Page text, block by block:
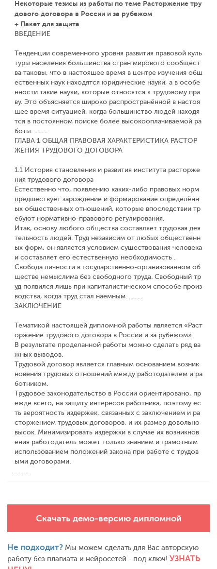
Некоторые тезисы из работы по теме Расторжение тру
дового договора в России и за рубежом
+ Пакет для защита
ВВЕДЕНИЕ
Тенденции современного уровня развития правовой куль
туры населения большинства стран мирового сообщест
ва таковы, что в настоящее время в центре изучения общ
ественных наук находятся юридические науки, а в особе
нности такие науки, которые относятся к трудовому пра
ву. Это объясняется широко распространённой в настоя
щее время ситуацией, когда большинство людей находя
тся в постоянном поиске более высокооплачиваемой ра
боты. .........
ГЛАВА 1 ОБЩАЯ ПРАВОВАЯ ХАРАКТЕРИСТИКА РАСТОР
ЖЕНИЯ ТРУДОВОГО ДОГОВОРА
1.1 История становления и развития института расторже
ния трудового договора
Естественно что, появлению каких-либо правовых норм
предшествует зарождение и формирование определённ
ых общественных отношений, которые впоследствии тр
ебуют нормативно-правового регулирования.
Итак, основу любого общества составляет трудовая дея
тельность людей. Труд независим от любых общественн
ых форм, он является условием существования человека
и составляет его естественную необходимость .
Свобода личности в государственно-организованном об
ществе немыслима без свободного труда. Свободный тр
уд появился лишь при капиталистическом способе произ
водства, когда труд стал наемным. .........
ЗАКЛЮЧЕНИЕ
Тематикой настоящей дипломной работы является «Раст
оржение трудового договора в России и за рубежом».
В результате проделанной работы можно сделать ряд ва
жных выводов.
Трудовой договор является главным основанием возник
новения трудовых отношений между работодателем и ра
ботником.
Трудовое законодательство в России ориентировано, пр
ежде всего, на защиту интересов работника, поэтому ес
ть вероятность издержек, связанных с заключением и ра
сторжением трудовых договоров, и их размер довольно
высок. Минимизировать издержки в случае их возникнов
ения работодатель может только знанием и грамотным
использованием положений закона при работе с трудов
ыми договорами.
...........
Скачать демо-версию дипломной
Не подходит? Мы можем сделать для Вас авторскую
работу без плагиата и нейросетей - под ключ! УЗНАТЬ